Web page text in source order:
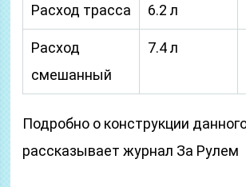
Расход трасса 6.2 л
Расход
смешанный
7.4 л
Подробно о конструкции
рассказывает журнал За Рулем